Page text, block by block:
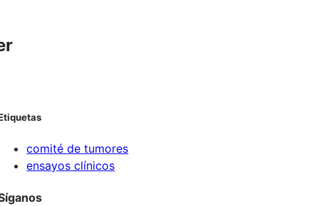
comité de tumores
ensayos clínicos